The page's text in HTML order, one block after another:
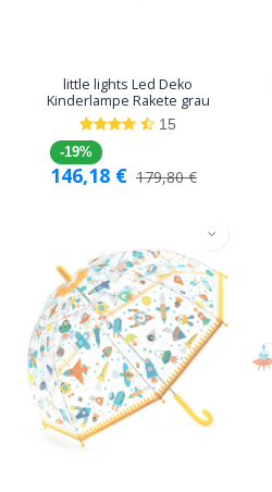
little lights Led Deko
Kinderlampe Rakete grau
15
-19%
146,18 € 179,80€